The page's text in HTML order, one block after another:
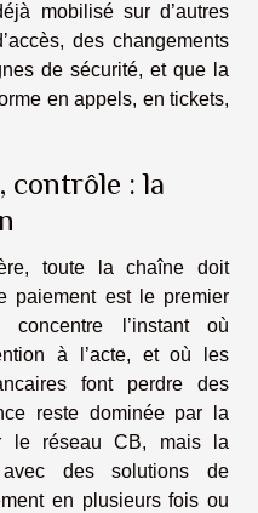
mobilisé sur d’autres
des changements
de sécurité, et que la
en appels, en tickets,
contrôle : la
toute la chaîne doit
paiement est le premier
l’instant où
à l’acte, et où les
font perdre des
reste dominée par la
le réseau CB, mais la
avec des solutions de
en plusieurs fois ou